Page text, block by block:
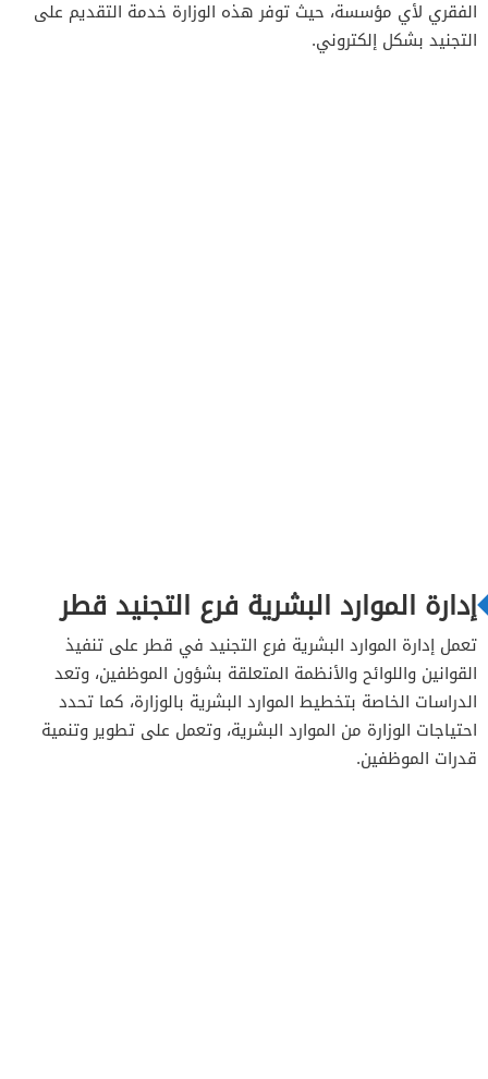
الفقري لأي مؤسسة، حيث توفر هذه الوزارة خدمة التقديم على
التجنيد بشكل إلكتروني.
إدارة الموارد البشرية فرع التجنيد قطر
تعمل إدارة الموارد البشرية فرع التجنيد في قطر على تنفيذ
القوانين واللوائح والأنظمة المتعلقة بشؤون الموظفين، وتعد
الدراسات الخاصة بتخطيط الموارد البشرية بالوزارة، كما تحدد
احتياجات الوزارة من الموارد البشرية، وتعمل على تطوير وتنمية
قدرات الموظفين.